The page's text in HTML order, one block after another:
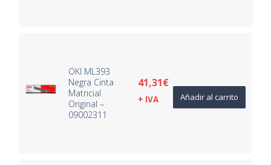
OKI ML393
Negra Cinta
Matricial
Original –
09002311
41,31€
+ IVA Añadir al carrito